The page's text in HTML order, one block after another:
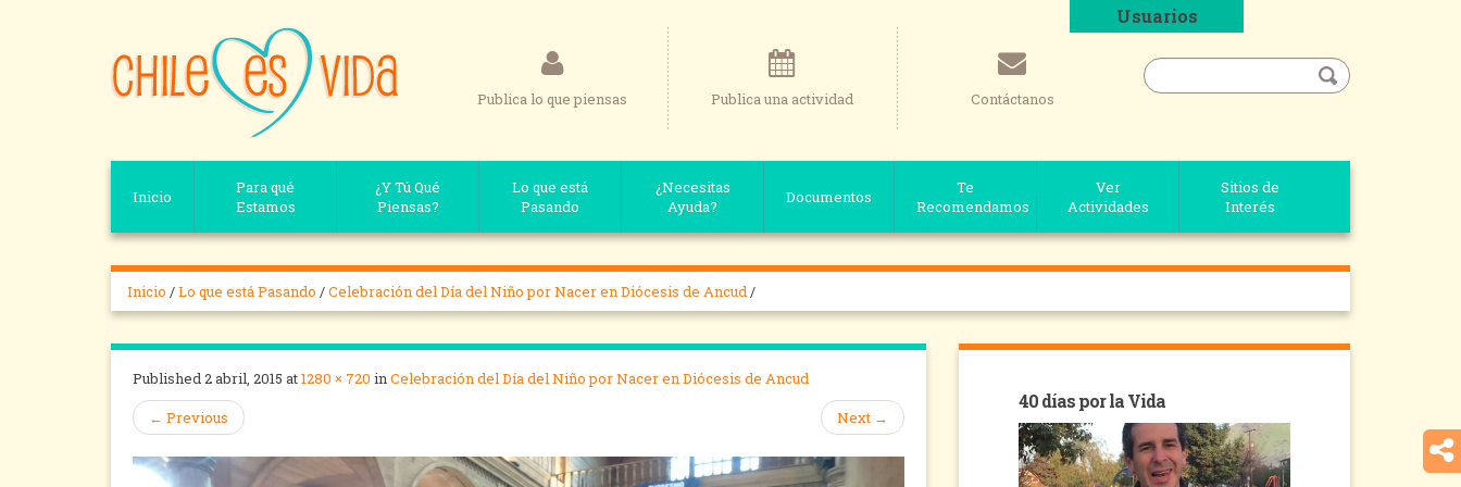
Publica lo que piensas Publica una actividad Contáctanos
Inicio
Para qué
Estamos
¿Y Tú Qué
Piensas?
Lo que está
Pasando
¿Necesitas
Ayuda?
Documentos
Te
Recomendamos
Ver
Actividades
Sitios de
Interés
Inicio /Lo que está Pasando /Celebración del Día del Niño por Nacer en Diócesis de Ancud/
Published2 abril, 2015 at1280 × 720 inCelebración del Día del Niño por Nacer en Diócesis de Ancud
← Previous Next →
40 días por la Vida
Usuarios